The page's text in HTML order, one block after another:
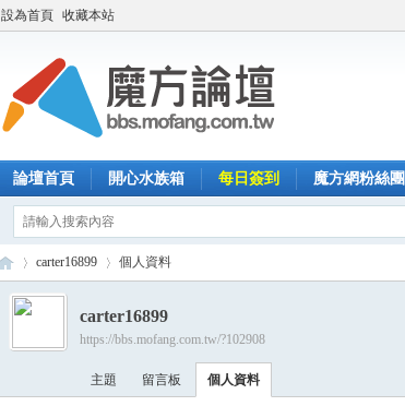
設為首頁 收藏本站
論壇首頁 開心水族箱 每日簽到 魔方網粉絲團
›
carter16899 個人資料
carter16899
https://bbs.mofang.com.tw/?102908
主題 留言板 個人資料